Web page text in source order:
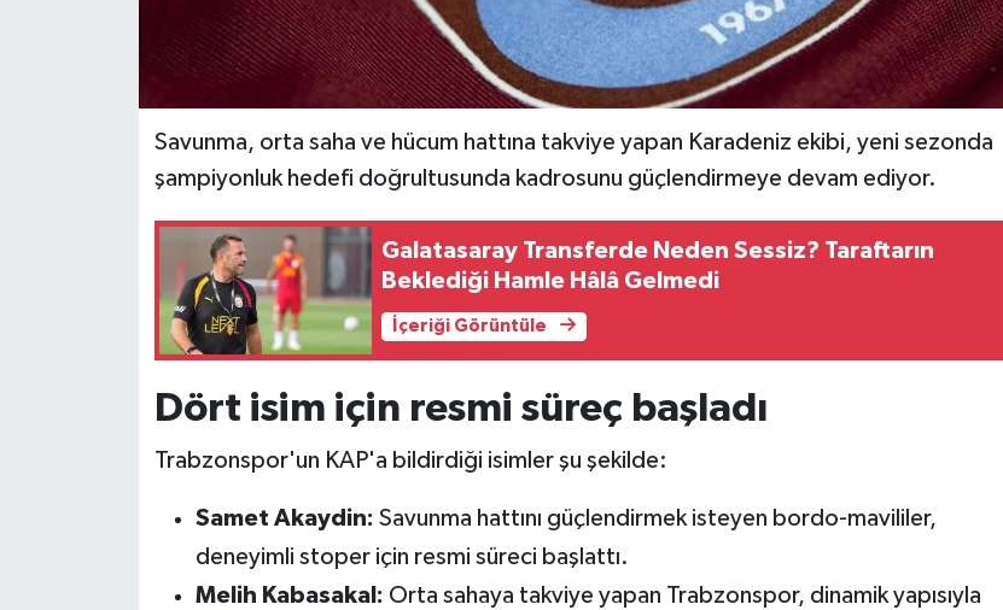
Savunma, orta saha ve hücum hattına takviye yapan Karadeniz ekibi, yeni sezonda
şampiyonluk hedefi doğrultusunda kadrosunu güçlendirmeye devam ediyor.
Galatasaray Transferde Neden Sessiz? Taraftarın
Beklediği Hamle Hâlâ Gelmedi
İçeriği Görüntüle
Dört isim için resmi süreç başladı
Trabzonspor'un KAP'a bildirdiği isimler şu şekilde:
Samet Akaydin: Savunma hattını güçlendirmek isteyen bordo-mavililer,
deneyimli stoper için resmi süreci başlattı.
Melih Kabasakal: Orta sahaya takviye yapan Trabzonspor, dinamik yapısıyla